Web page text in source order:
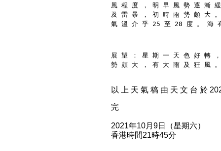
風 程 度 ， 明 早 風 勢 逐 漸
及 雷 暴 ， 初 時 雨 勢 頗 大
氣 溫 介 乎 25 至 28 度 。 海
展 望 ： 星 期 一 天 色 好 轉
勢 頗 大 ， 有 大 雨 及 狂 風 。
以 上 天 氣 稿 由 天 文 台 於
完
2021年10月9日（星期六）
香港時間21時45分